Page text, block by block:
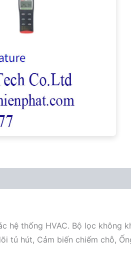
thống HVAC. Bộ lọc không
tủ hút, Cảm biến chiếm chỗ,